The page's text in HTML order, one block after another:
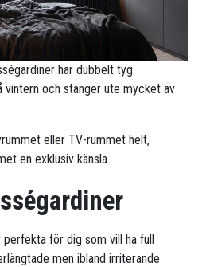
har dubbelt tyg
vintern och stänger ute mycket av
eller TV-rummet helt,
en exklusiv känsla.
för dig som vill ha full
men ibland irriterande